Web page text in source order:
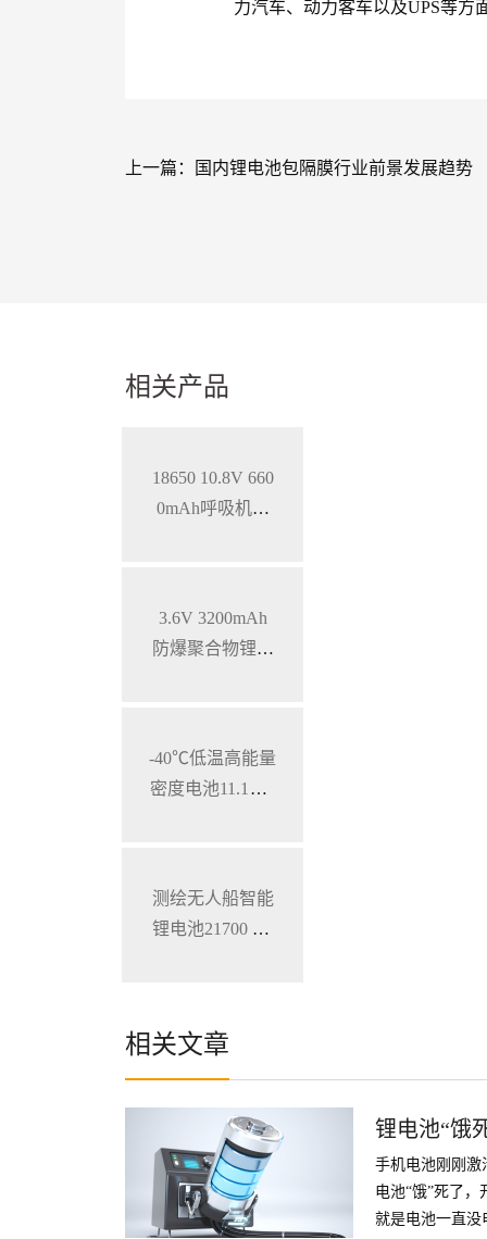
力汽车、动力客车以及UPS等方
上一篇： 国内锂电池包隔膜行业前景发展趋势
相关产品
18650 10.8V 660
0mAh呼吸机智
3.6V 3200mAh
防爆聚合物锂电
-40℃低温高能量
密度电池11.1V 7
测绘无人船智能
锂电池21700 28.
相关文章
锂电池“饿
手机电池刚刚激
电池“饿”死了
就是电池一直没